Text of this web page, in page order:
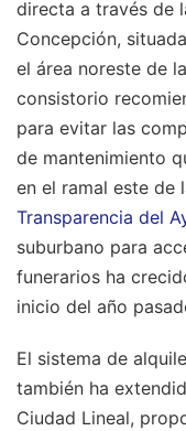
directa a través de
Concepción,
el área noreste de
consistorio
para evitar las
de mantenimiento
en el ramal este de
Transparencia del
suburbano para
funerarios ha
inicio del año
El sistema de
también ha
Ciudad Lineal,